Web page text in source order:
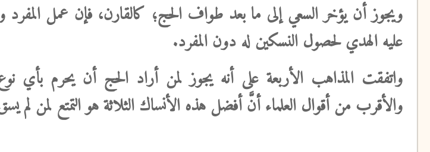
ويجوز أن يؤخر السعي إلى ما بعد طواف الحج؛ كالقارن، فإن عمل المفرد
عليه الهدي لحصول النسكين له دون المفرد.
واتفقت المذاهب الأربعة على أنه يجوز لمن أراد الحج أن يحرم بأي
والأقربمن أقوال العلماء أنَّ أفضل هذه الأنساك الثلاثة هو التمتع لمن لم